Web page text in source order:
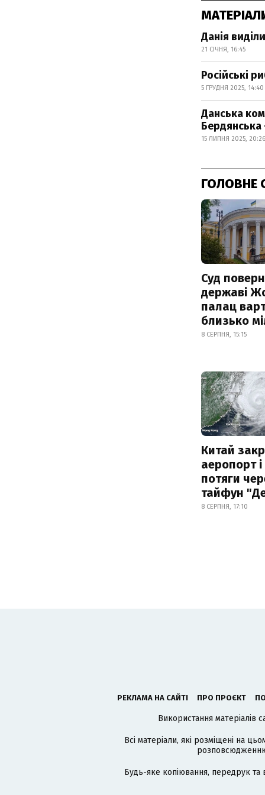
Данія
21 СІЧНЯ, 16:45
Російські
5 ГРУДНЯ 2025, 14:40
Данська
Бердянська
15 ЛИПНЯ 2025, 20:26
ГОЛОВНЕ
Суд
державі
палац
близько
8 СЕРПНЯ, 15:15
Китай
аеропорт
потяги
тайфун
8 СЕРПНЯ, 17:10
РЕКЛАМА НА САЙТІ ПРО ПРОЄКТ
Використання матеріалів
Всі матеріали, які розміщені на
розповсюдженню
Будь-яке копіювання, передрук та